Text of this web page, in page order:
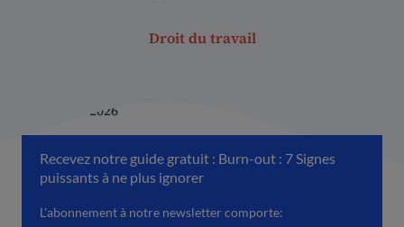
Droit du travail
31 janvier 2026